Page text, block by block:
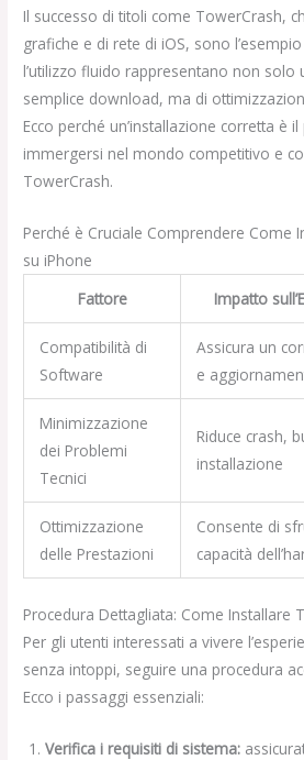
Il successo di titoli come TowerCrash,
grafiche e di rete di iOS, sono
l’utilizzo fluido rappresentano non solo
semplice download, ma di
Ecco perché un’installazione corretta è
immergersi nel mondo competitivo e
TowerCrash.
Perché è Cruciale Comprendere Come
su iPhone
Fattore
Impatto
Compatibilità di
Software
Assicura un
e
Minimizzazione
dei Problemi
Tecnici
Riduce crash,
installazione
Ottimizzazione
delle Prestazioni
Consente di
capacità
Procedura Dettagliata: Come Installare
Per gli utenti interessati a vivere
senza intoppi, seguire una procedura
Ecco i passaggi essenziali:
Verifica i requisiti di sistema: